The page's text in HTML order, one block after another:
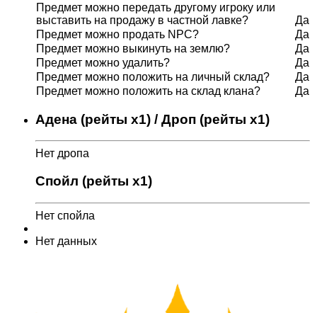
Предмет можно передать другому игроку или
выставить на продажу в частной лавке?
Да
Предмет можно продать NPC?
Да
Предмет можно выкинуть на землю?
Да
Предмет можно удалить?
Да
Предмет можно положить на личный склад?
Да
Предмет можно положить на склад клана?
Да
Адена (рейты x1) / Дроп (рейты x1)
Нет дропа
Спойл (рейты x1)
Нет спойла
Нет данных